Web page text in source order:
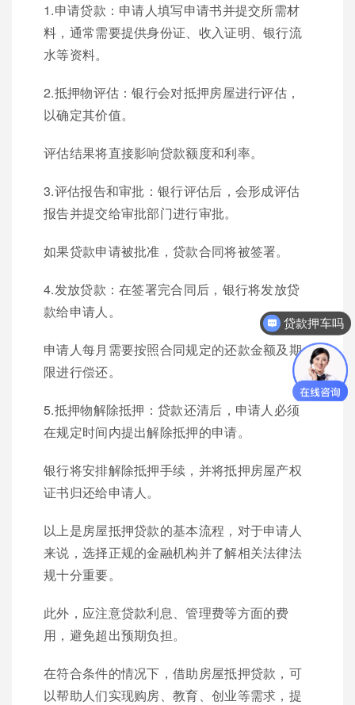
1.申请贷款：申请人填写申请书并提交所需材
料，通常需要提供身份证、收入证明、银行流
水等资料。
2.抵押物评估：银行会对抵押房屋进行评估，
以确定其价值。
评估结果将直接影响贷款额度和利率。
3.评估报告和审批：银行评估后，会形成评估
报告并提交给审批部门进行审批。
如果贷款申请被批准，贷款合同将被签署。
4.发放贷款：在签署完合同后，银行将发放贷
款给申请人。
申请人每月需要按照合同规定的还款金额及期
限进行偿还。
5.抵押物解除抵押：贷款还清后，申请人必须
在规定时间内提出解除抵押的申请。
银行将安排解除抵押手续，并将抵押房屋产权
证书归还给申请人。
以上是房屋抵押贷款的基本流程，对于申请人
来说，选择正规的金融机构并了解相关法律法
规十分重要。
此外，应注意贷款利息、管理费等方面的费
用，避免超出预期负担。
在符合条件的情况下，借助房屋抵押贷款，可
以帮助人们实现购房、教育、创业等需求，提
贷款押车吗